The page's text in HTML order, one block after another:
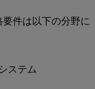
件は以下の分野に
ステム